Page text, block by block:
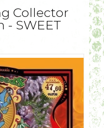
Collector
- SWEET